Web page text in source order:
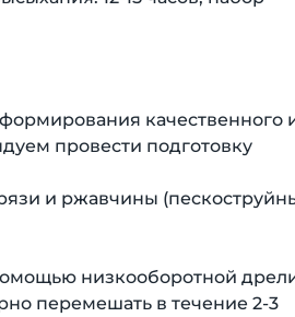
качественного
провести подготовку
и ржавчины
низкооборотной
перемешать в течение 2-3